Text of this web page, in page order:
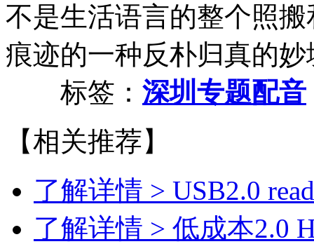
不是生活语言的整个照
痕迹的一种反朴归真的妙
标签： 深圳专题配音
【相关推荐】
了解详情 > USB2.0
了解详情 > 低成本2.0